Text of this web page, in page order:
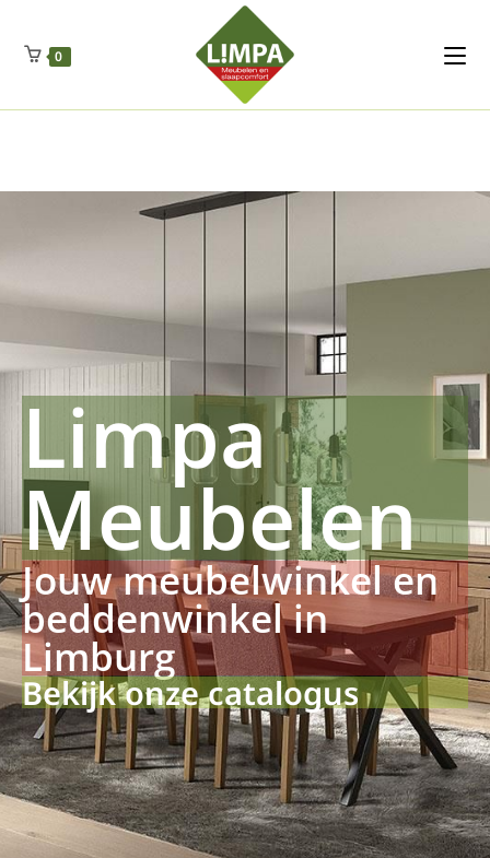
Regenschut
Drueckerpro
Fettsauren Dekemax Kapselmed
Luftkuhlen Zauberfan Netzfenste Insektensc
0
Limpa
Meubelen
Jouw meubelwinkel en
beddenwinkel in
Limburg
Bekijk onze catalogus